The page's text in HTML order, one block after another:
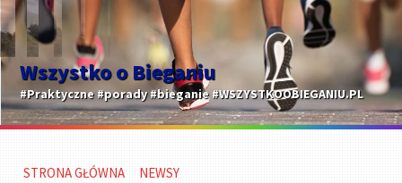
Wszystko o Bieganiu
#Praktyczne #porady #bieganie #WSZYSTKOOBIEGANIU.PL
STRONA GŁÓWNA NEWSY